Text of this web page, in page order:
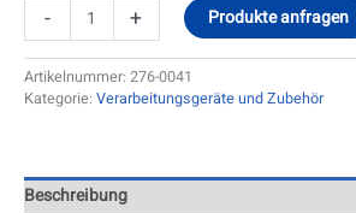
- + Produkte anfragen
Artikelnummer: 276-0041
Kategorie: Verarbeitungsgeräte und Zubehör
Beschreibung